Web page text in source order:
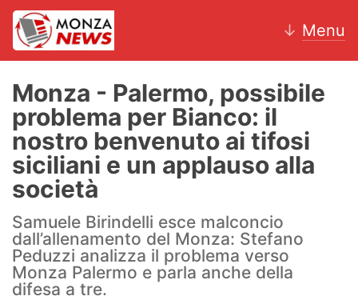
↓ Menu
News
AC Monza
Calcio
Motori
Volley
Monza - Palermo, possibile
problema per Bianco: il
nostro benvenuto ai tifosi
siciliani e un applauso alla
società
Samuele Birindelli esce malconcio
dall’allenamento del Monza: Stefano
Peduzzi analizza il problema verso
Monza Palermo e parla anche della
difesa a tre.